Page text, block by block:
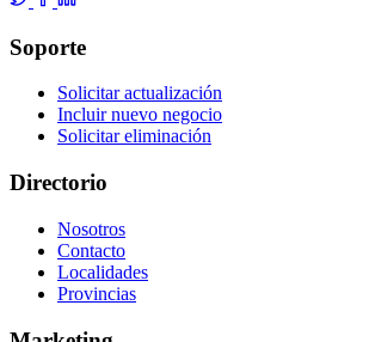
Soporte
Solicitar actualización
Incluir nuevo negocio
Solicitar eliminación
Directorio
Nosotros
Contacto
Localidades
Provincias